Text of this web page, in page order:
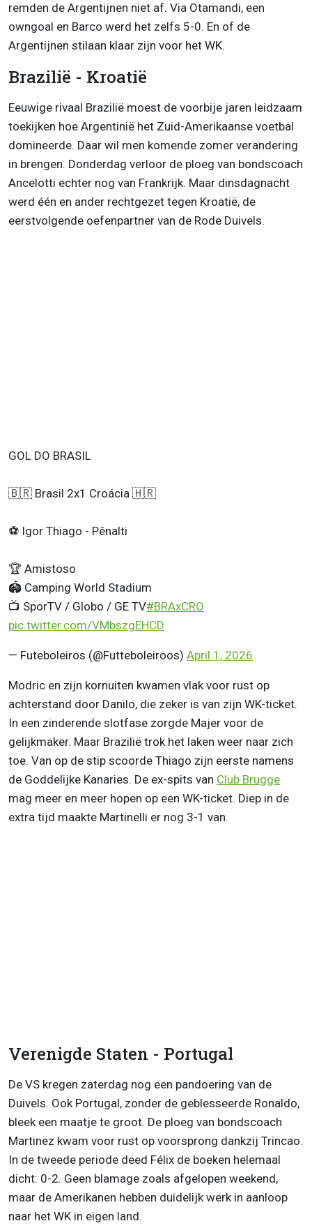
remden de Argentijnen niet af. Via Otamandi, een
owngoal en Barco werd het zelfs 5-0. En of de
Argentijnen stilaan klaar zijn voor het WK.
Brazilië - Kroatië
Eeuwige rivaal Brazilië moest de voorbije jaren leidzaam
toekijken hoe Argentinië het Zuid-Amerikaanse voetbal
domineerde. Daar wil men komende zomer verandering
in brengen. Donderdag verloor de ploeg van bondscoach
Ancelotti echter nog van Frankrijk. Maar dinsdagnacht
werd één en ander rechtgezet tegen Kroatië, de
eerstvolgende oefenpartner van de Rode Duivels.
GOL DO BRASIL
🇧🇷 Brasil 2x1 Croácia 🇭🇷
⚽️ Igor Thiago - Pênalti
🏆 Amistoso
🏟️ Camping World Stadium
📺 SporTV / Globo / GE TV#BRAxCRO
pic.twitter.com/VMbszgEHCD
— Futeboleiros (@Futteboleiroos) April 1, 2026
Modric en zijn kornuiten kwamen vlak voor rust op
achterstand door Danilo, die zeker is van zijn WK-ticket.
In een zinderende slotfase zorgde Majer voor de
gelijkmaker. Maar Brazilië trok het laken weer naar zich
toe. Van op de stip scoorde Thiago zijn eerste namens
de Goddelijke Kanaries. De ex-spits van Club Brugge
mag meer en meer hopen op een WK-ticket. Diep in de
extra tijd maakte Martinelli er nog 3-1 van.
Verenigde Staten - Portugal
De VS kregen zaterdag nog een pandoering van de
Duivels. Ook Portugal, zonder de geblesseerde Ronaldo,
bleek een maatje te groot. De ploeg van bondscoach
Martinez kwam voor rust op voorsprong dankzij Trincao.
In de tweede periode deed Félix de boeken helemaal
dicht: 0-2. Geen blamage zoals afgelopen weekend,
maar de Amerikanen hebben duidelijk werk in aanloop
naar het WK in eigen land.